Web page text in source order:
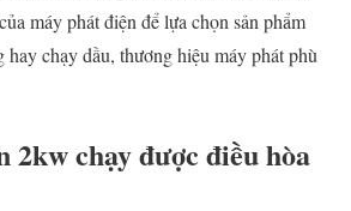
máy phát điện để lựa chọn sản phẩm
hay chạy dầu, thương hiệu máy phát phù
2kw chạy được điều hòa